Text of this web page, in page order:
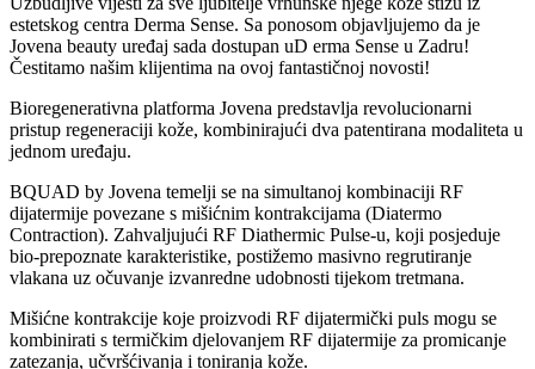
estetskog centra Derma Sense. Sa ponosom objavljujemo da je
Jovena beauty uređaj sada dostupan uD erma Sense u Zadru!
Čestitamo našim klijentima na ovoj fantastičnoj novosti!
Bioregenerativna platforma Jovena predstavlja revolucionarni
pristup regeneraciji kože, kombinirajući dva patentirana modaliteta u
jednom uređaju.
BQUAD by Jovena temelji se na simultanoj kombinaciji RF
dijatermije povezane s mišićnim kontrakcijama (Diatermo
Contraction). Zahvaljujući RF Diathermic Pulse-u, koji posjeduje
bio-prepoznate karakteristike, postižemo masivno regrutiranje
vlakana uz očuvanje izvanredne udobnosti tijekom tretmana.
Mišićne kontrakcije koje proizvodi RF dijatermički puls mogu se
kombinirati s termičkim djelovanjem RF dijatermije za promicanje
zatezanja, učvršćivanja i toniranja kože.